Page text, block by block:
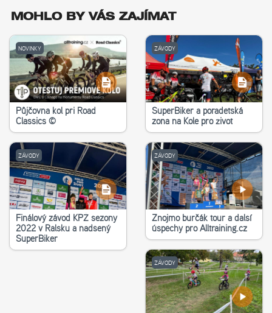
MOHLO BY VÁS ZAJÍMAT
NOVINKY
Půjčovna kol při Road
Classics ©
ZÁVODY
SuperBiker a poradetská
zona na Kole pro život
ZÁVODY
Finálový závod KPŽ sezony
2022 v Ralsku a nadšený
SuperBiker
ZÁVODY
Znojmo burčák tour a další
úspěchy pro Alltraining.cz
ZÁVODY